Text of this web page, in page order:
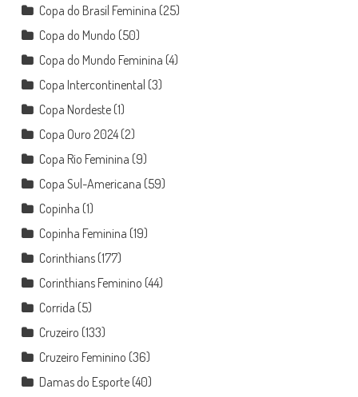
Copa do Brasil Feminina (25)
Copa do Mundo (50)
Copa do Mundo Feminina (4)
Copa Intercontinental (3)
Copa Nordeste(1)
Copa Ouro 2024(2)
Copa Rio Feminina (9)
Copa Sul-Americana (59)
Copinha (1)
Copinha Feminina (19)
Corinthians(177)
Corinthians Feminino (44)
Corrida (5)
Cruzeiro (133)
Cruzeiro Feminino (36)
Damas do Esporte(40)